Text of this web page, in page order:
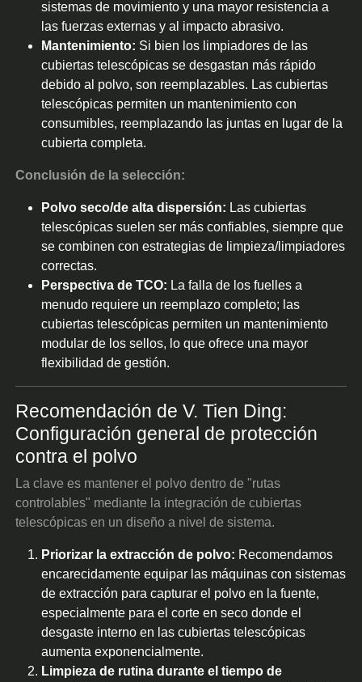
sistemas de movimiento y una mayor resistencia a
las fuerzas externas y al impacto abrasivo.
Mantenimiento: Si bien los limpiadores de las
cubiertas telescópicas se desgastan más rápido
debido al polvo, son reemplazables. Las cubiertas
telescópicas permiten un mantenimiento con
consumibles, reemplazando las juntas en lugar de la
cubierta completa.
Conclusión de la selección:
Polvo seco/de alta dispersión: Las cubiertas
telescópicas suelen ser más confiables, siempre que
se combinen con estrategias de limpieza/limpiadores
correctas.
Perspectiva de TCO: La falla de los fuelles a
menudo requiere un reemplazo completo; las
cubiertas telescópicas permiten un mantenimiento
modular de los sellos, lo que ofrece una mayor
flexibilidad de gestión.
Recomendación de V. Tien Ding:
Configuración general de protección
contra el polvo
La clave es mantener el polvo dentro de "rutas
controlables" mediante la integración de cubiertas
telescópicas en un diseño a nivel de sistema.
Priorizar la extracción de polvo: Recomendamos
encarecidamente equipar las máquinas con sistemas
de extracción para capturar el polvo en la fuente,
especialmente para el corte en seco donde el
desgaste interno en las cubiertas telescópicas
aumenta exponencialmente.
Limpieza de rutina durante el tiempo de